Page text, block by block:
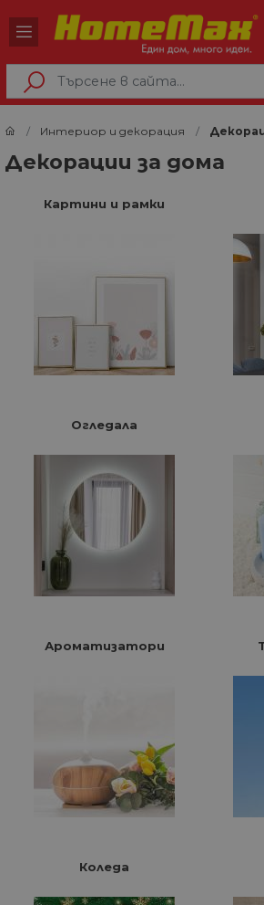
Интериор и декорация
Декорации за дома
Картини и рамки
Огледала
Ароматизатори
Коледа